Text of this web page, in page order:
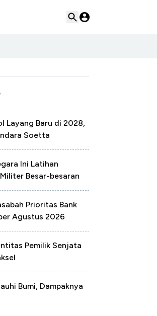
Layang Baru di 2028,
Soetta
Ini Latihan
Besar-besaran
Prioritas Bank
Agustus 2026
Pemilik Senjata
Bumi, Dampaknya